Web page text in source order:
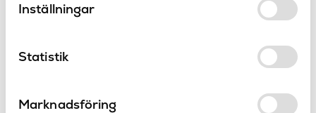
Inställningar
Statistik
Marknadsföring
från Astro